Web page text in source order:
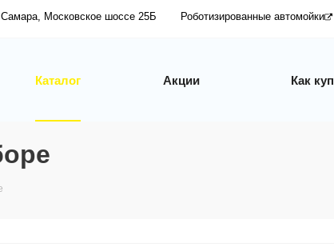
Самара, Московское шоссе 25Б Роботизированные автомойки
Каталог Акции Как